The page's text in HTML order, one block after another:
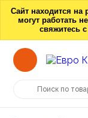
Сайт находится на
могут работать
свяжитесь